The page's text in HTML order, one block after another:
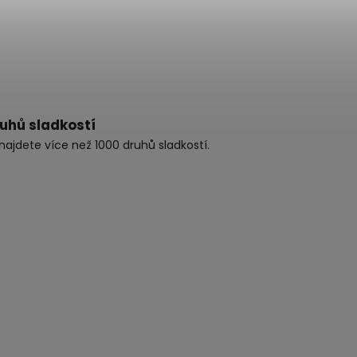
sladkostí
více než 1000 druhů sladkostí.